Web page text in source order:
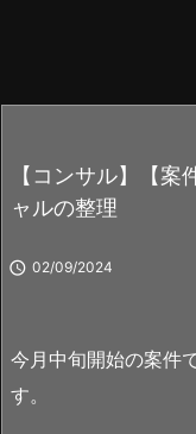
【コンサル】【
ャルの整理
 02/09/2024
今月中旬開始の案件
す。